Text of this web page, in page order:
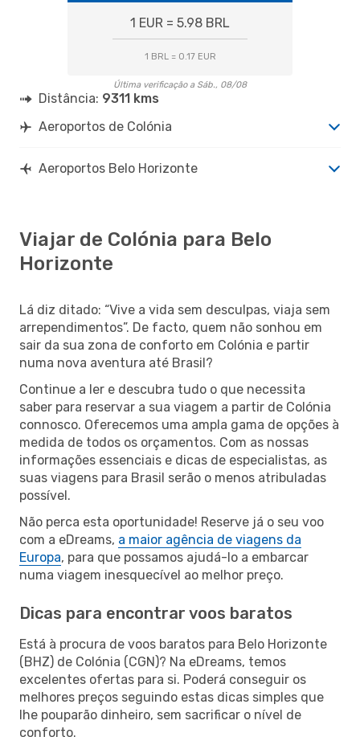
1 EUR = 5.98 BRL
1 BRL = 0.17 EUR
Última verificação a Sáb., 08/08
Distância: 9311 kms
Aeroportos de Colónia
Aeroportos Belo Horizonte
Viajar de Colónia para Belo
Horizonte
Lá diz ditado: “Vive a vida sem desculpas, viaja sem
arrependimentos”. De facto, quem não sonhou em
sair da sua zona de conforto em Colónia e partir
numa nova aventura até Brasil?
Continue a ler e descubra tudo o que necessita
saber para reservar a sua viagem a partir de Colónia
connosco. Oferecemos uma ampla gama de opções à
medida de todos os orçamentos. Com as nossas
informações essenciais e dicas de especialistas, as
suas viagens para Brasil serão o menos atribuladas
possível.
Não perca esta oportunidade! Reserve já o seu voo
com a eDreams, a maior agência de viagens da
Europa, para que possamos ajudá-lo a embarcar
numa viagem inesquecível ao melhor preço.
Dicas para encontrar voos baratos
Está à procura de voos baratos para Belo Horizonte
(BHZ) de Colónia (CGN)? Na eDreams, temos
excelentes ofertas para si. Poderá conseguir os
melhores preços seguindo estas dicas simples que
lhe pouparão dinheiro, sem sacrificar o nível de
conforto.